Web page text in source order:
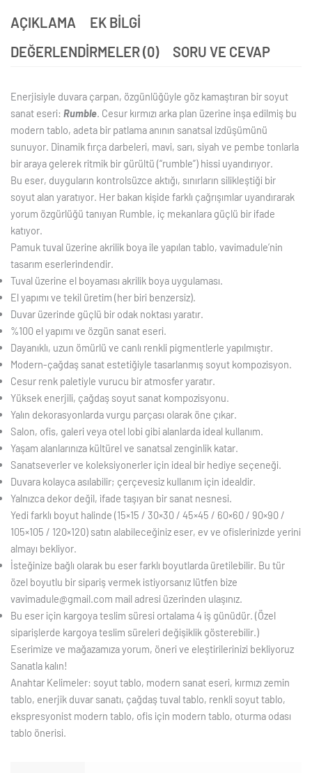
AÇIKLAMA
EK BILGI
DEĞERLENDIRMELER (0)
SORU VE CEVAP
Enerjisiyle duvara çarpan, özgünlüğüyle göz kamaştıran bir soyut
sanat eseri: Rumble. Cesur kırmızı arka plan üzerine inşa edilmiş bu
modern tablo, adeta bir patlama anının sanatsal izdüşümünü
sunuyor. Dinamik fırça darbeleri, mavi, sarı, siyah ve pembe tonlarla
bir araya gelerek ritmik bir gürültü (“rumble”) hissi uyandırıyor.
Bu eser, duyguların kontrolsüzce aktığı, sınırların silikleştiği bir
soyut alan yaratıyor. Her bakan kişide farklı çağrışımlar uyandırarak
yorum özgürlüğü tanıyan Rumble, iç mekanlara güçlü bir ifade
katıyor.
Pamuk tuval üzerine akrilik boya ile yapılan tablo, vavimadule’nin
tasarım eserlerindendir.
Tuval üzerine el boyaması akrilik boya uygulaması.
El yapımı ve tekil üretim (her biri benzersiz).
Duvar üzerinde güçlü bir odak noktası yaratır.
%100 el yapımı ve özgün sanat eseri.
Dayanıklı, uzun ömürlü ve canlı renkli pigmentlerle yapılmıştır.
Modern-çağdaş sanat estetiğiyle tasarlanmış soyut kompozisyon.
Cesur renk paletiyle vurucu bir atmosfer yaratır.
Yüksek enerjili, çağdaş soyut sanat kompozisyonu.
Yalın dekorasyonlarda vurgu parçası olarak öne çıkar.
Salon, ofis, galeri veya otel lobi gibi alanlarda ideal kullanım.
Yaşam alanlarınıza kültürel ve sanatsal zenginlik katar.
Sanatseverler ve koleksiyonerler için ideal bir hediye seçeneği.
Duvara kolayca asılabilir; çerçevesiz kullanım için idealdir.
Yalnızca dekor değil, ifade taşıyan bir sanat nesnesi.
Yedi farklı boyut halinde (15×15 / 30×30 / 45×45 / 60×60 / 90×90 /
105×105 / 120×120) satın alabileceğiniz eser, ev ve ofislerinizde yerini
almayı bekliyor.
İsteğinize bağlı olarak bu eser farklı boyutlarda üretilebilir. Bu tür
özel boyutlu bir sipariş vermek istiyorsanız lütfen bize
vavimadule@gmail.com mail adresi üzerinden ulaşınız.
Bu eser için kargoya teslim süresi ortalama 4 iş günüdür. (Özel
siparişlerde kargoya teslim süreleri değişiklik gösterebilir.)
Eserimize ve mağazamıza yorum, öneri ve eleştirilerinizi bekliyoruz
Sanatla kalın!
Anahtar Kelimeler: soyut tablo, modern sanat eseri, kırmızı zemin
tablo, enerjik duvar sanatı, çağdaş tuval tablo, renkli soyut tablo,
ekspresyonist modern tablo, ofis için modern tablo, oturma odası
tablo önerisi.